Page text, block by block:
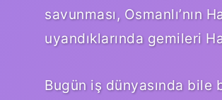
savunması,
uyandıklarında gemileri
Bugün iş dünyasında bile